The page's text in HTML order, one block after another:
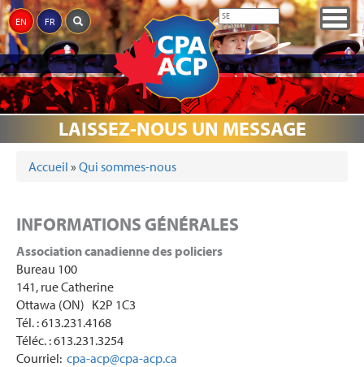
Aller
au
contenu
principal
QUI
SOMMES-
RÉFORME
DE LA
JUSTICE
MÉDIASPRIXÉVÉNEMENTSPARTENAIRESCOMMÉMORATIONDONS
EN FR
SE
CONNECTEUR
LAISSEZ-NOUS UN MESSAGE
VOUS ÊTES ICI
Accueil » Qui sommes-nous
INFORMATIONS GÉNÉRALES
Association canadienne des policiers
Bureau 100
141, rue Catherine
Ottawa (ON) K2P 1C3
Tél. : 613.231.4168
Téléc. : 613.231.3254
Courriel: cpa-acp@cpa-acp.ca